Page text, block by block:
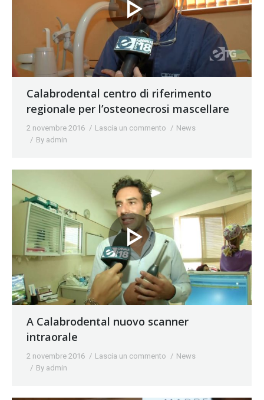
Calabrodental centro di riferimento
regionale per l’osteonecrosi mascellare
2 novembre 2016 Lascia un commento
News
By admin
A Calabrodental nuovo scanner
intraorale
2 novembre 2016 Lascia un commento
News
By admin